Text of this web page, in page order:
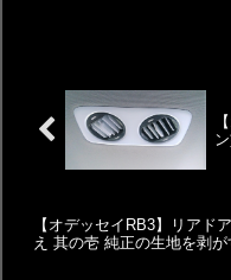
【オデッセイRB3】リアド
え 其の壱 純正の生地を剥が